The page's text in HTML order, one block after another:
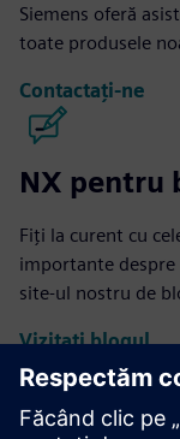
Siemens oferă
toate produsele
Contactați-ne
NX pentru
Fiți la curent cu
importante
site-ul nostru de
Vizitați blogul
NX pentru